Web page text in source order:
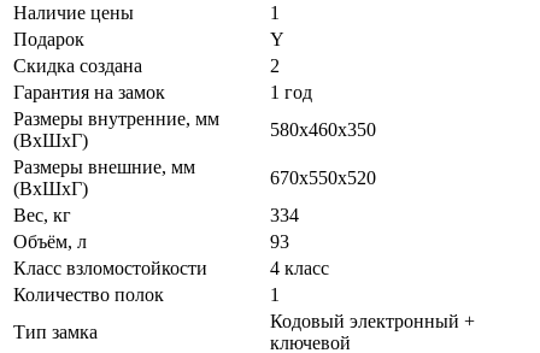
Наличие цены
1
Подарок
Y
Скидка создана
2
Гарантия на замок
1 год
Размеры внутренние, мм
(ВхШхГ)
580x460x350
Размеры внешние, мм
(ВхШхГ)
670x550x520
Вес, кг
334
Объём, л
93
Класс взломостойкости
4 класс
Количество полок
1
Тип замка
Кодовый электронный +
ключевой